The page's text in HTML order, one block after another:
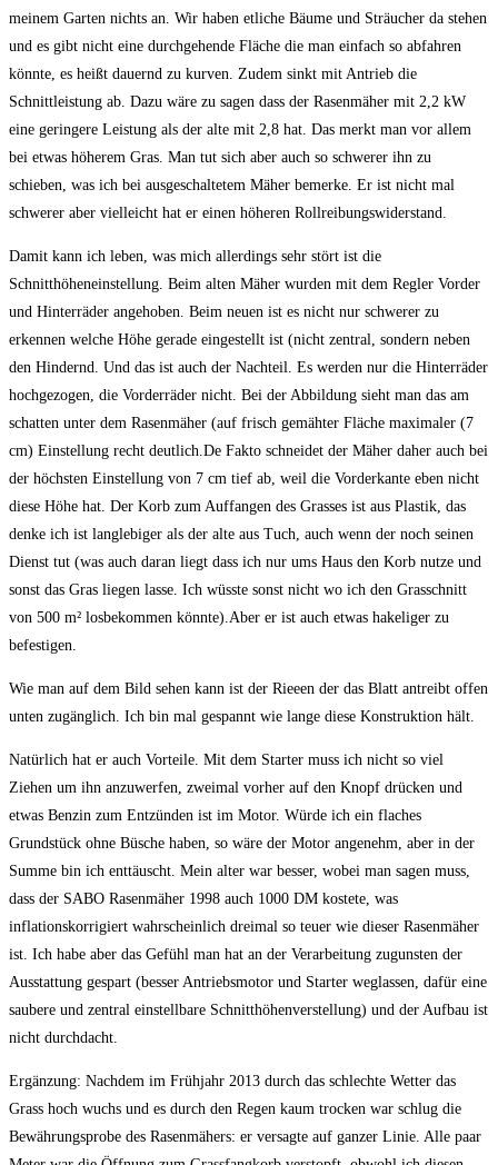
meinem Garten nichts an. Wir haben etliche Bäume und Sträucher da stehen
und es gibt nicht eine durchgehende Fläche die man einfach so abfahren
könnte, es heißt dauernd zu kurven. Zudem sinkt mit Antrieb die
Schnittleistung ab. Dazu wäre zu sagen dass der Rasenmäher mit 2,2 kW
eine geringere Leistung als der alte mit 2,8 hat. Das merkt man vor allem
bei etwas höherem Gras. Man tut sich aber auch so schwerer ihn zu
schieben, was ich bei ausgeschaltetem Mäher bemerke. Er ist nicht mal
schwerer aber vielleicht hat er einen höheren Rollreibungswiderstand.
Damit kann ich leben, was mich allerdings sehr stört ist die
Schnitthöheneinstellung. Beim alten Mäher wurden mit dem Regler Vorder
und Hinterräder angehoben. Beim neuen ist es nicht nur schwerer zu
erkennen welche Höhe gerade eingestellt ist (nicht zentral, sondern neben
den Hindernd. Und das ist auch der Nachteil. Es werden nur die Hinterräder
hochgezogen, die Vorderräder nicht. Bei der Abbildung sieht man das am
schatten unter dem Rasenmäher (auf frisch gemähter Fläche maximaler (7
cm) Einstellung recht deutlich.De Fakto schneidet der Mäher daher auch bei
der höchsten Einstellung von 7 cm tief ab, weil die Vorderkante eben nicht
diese Höhe hat. Der Korb zum Auffangen des Grasses ist aus Plastik, das
denke ich ist langlebiger als der alte aus Tuch, auch wenn der noch seinen
Dienst tut (was auch daran liegt dass ich nur ums Haus den Korb nutze und
sonst das Gras liegen lasse. Ich wüsste sonst nicht wo ich den Grasschnitt
von 500 m² losbekommen könnte).Aber er ist auch etwas hakeliger zu
befestigen.
Wie man auf dem Bild sehen kann ist der Rieeen der das Blatt antreibt offen
unten zugänglich. Ich bin mal gespannt wie lange diese Konstruktion hält.
Natürlich hat er auch Vorteile. Mit dem Starter muss ich nicht so viel
Ziehen um ihn anzuwerfen, zweimal vorher auf den Knopf drücken und
etwas Benzin zum Entzünden ist im Motor. Würde ich ein flaches
Grundstück ohne Büsche haben, so wäre der Motor angenehm, aber in der
Summe bin ich enttäuscht. Mein alter war besser, wobei man sagen muss,
dass der SABO Rasenmäher 1998 auch 1000 DM kostete, was
inflationskorrigiert wahrscheinlich dreimal so teuer wie dieser Rasenmäher
ist. Ich habe aber das Gefühl man hat an der Verarbeitung zugunsten der
Ausstattung gespart (besser Antriebsmotor und Starter weglassen, dafür eine
saubere und zentral einstellbare Schnitthöhenverstellung) und der Aufbau ist
nicht durchdacht.
Ergänzung: Nachdem im Frühjahr 2013 durch das schlechte Wetter das
Grass hoch wuchs und es durch den Regen kaum trocken war schlug die
Bewährungsprobe des Rasenmähers: er versagte auf ganzer Linie. Alle paar